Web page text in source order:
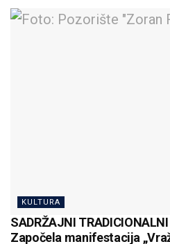
KULTURA
SADRŽAJNI
Započela manifestacija